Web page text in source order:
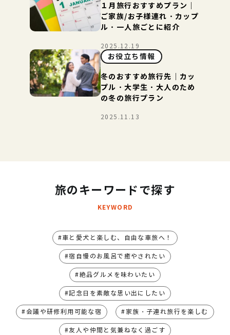
１月旅行おすすめプラン｜
ご家族/お子様連れ・カップ
ル・一人旅ごとに紹介
2025.12.19
お役立ち情報
冬のおすすめ旅行先｜カッ
プル・大学生・大人のため
の冬の旅行プラン
2025.11.13
旅のキーワードで探す
KEYWORD
車と愛犬と楽しむ、自由な車旅へ！
宿自慢のお風呂で癒やされたい
絶品グルメを味わいたい
記念日を素敵な思い出にしたい
会議や研修利用可能な宿 家族・子連れ旅行を楽しむ
友人や仲間と気兼ねなく過ごす